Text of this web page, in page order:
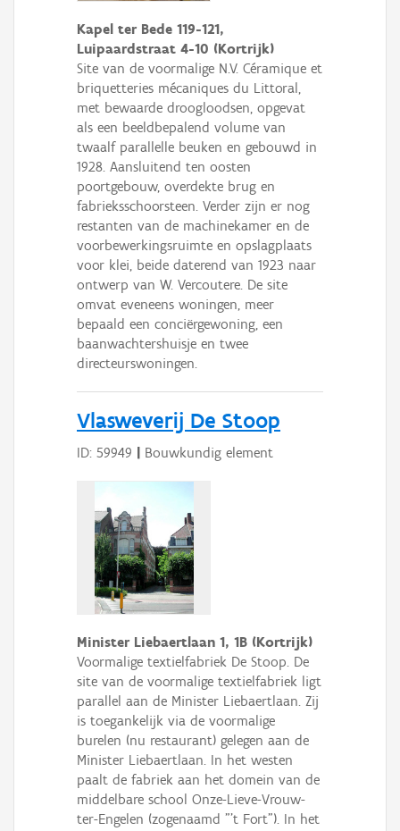
Kapel ter Bede 119-121,
Luipaardstraat 4-10 (Kortrijk)
Site van de voormalige N.V. Céramique et
briquetteries mécaniques du Littoral,
met bewaarde droogloodsen, opgevat
als een beeldbepalend volume van
twaalf parallelle beuken en gebouwd in
1928. Aansluitend ten oosten
poortgebouw, overdekte brug en
fabrieksschoorsteen. Verder zijn er nog
restanten van de machinekamer en de
voorbewerkingsruimte en opslagplaats
voor klei, beide daterend van 1923 naar
ontwerp van W. Vercoutere. De site
omvat eveneens woningen, meer
bepaald een conciërgewoning, een
baanwachtershuisje en twee
directeurswoningen.
Vlasweverij De Stoop
ID: 59949 Bouwkundig element
Minister Liebaertlaan 1, 1B (Kortrijk)
Voormalige textielfabriek De Stoop. De
site van de voormalige textielfabriek ligt
parallel aan de Minister Liebaertlaan. Zij
is toegankelijk via de voormalige
burelen (nu restaurant) gelegen aan de
Minister Liebaertlaan. In het westen
paalt de fabriek aan het domein van de
middelbare school Onze-Lieve-Vrouw-
ter-Engelen (zogenaamd "'t Fort"). In het